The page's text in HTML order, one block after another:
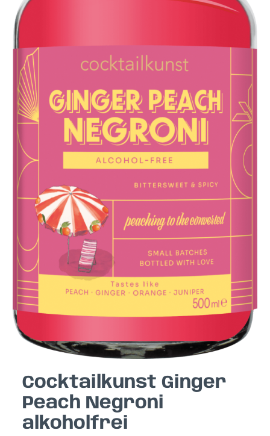
Cocktailkunst Ginger
Peach Negroni
alkoholfrei